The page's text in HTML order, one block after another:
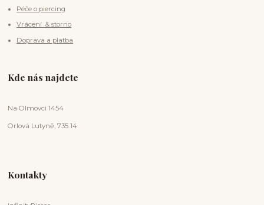
Péče o piercing
Vrácení & storno
Doprava a platba
Kde nás najdete
Na Olmovci 1454
Orlová Lutyně, 735 14
Kontakty